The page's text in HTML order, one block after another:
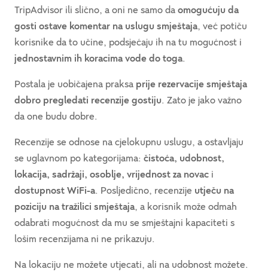
TripAdvisor ili slično, a oni ne samo da omogućuju da
gosti ostave komentar na uslugu smještaja, već potiču
korisnike da to učine, podsjećaju ih na tu mogućnost i
jednostavnim ih koracima vode do toga.
Postala je uobičajena praksa prije rezervacije smještaja
dobro pregledati recenzije gostiju. Zato je jako važno
da one budu dobre.
Recenzije se odnose na cjelokupnu uslugu, a ostavljaju
se uglavnom po kategorijama: čistoća, udobnost,
lokacija, sadržaji, osoblje, vrijednost za novac i
dostupnost WiFi-a. Posljedično, recenzije utječu na
poziciju na tražilici smještaja, a korisnik može odmah
odabrati mogućnost da mu se smještajni kapaciteti s
lošim recenzijama ni ne prikazuju.
Na lokaciju ne možete utjecati, ali na udobnost možete.